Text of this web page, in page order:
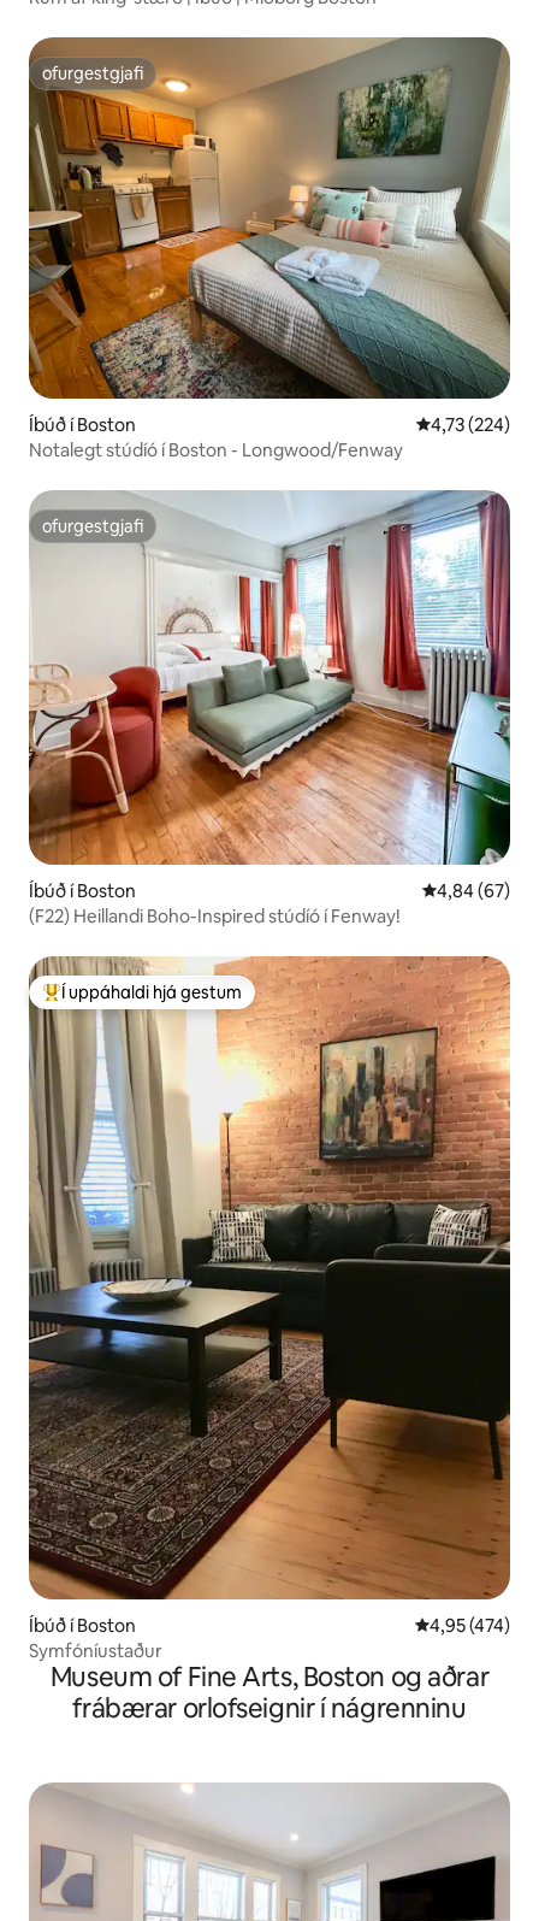
ofurgestgjafi
ofurgestgjafi
Íbúð í Boston 4,73 af 5 í
4,73 (224)
Notalegt stúdíó í Boston - Longwood/Fenway
ofurgestgjafi
ofurgestgjafi
Íbúð í Boston 4,84 af 5 í
4,84 (67)
(F22) Heillandi Boho-Inspired stúdíó í Fenway!
Í mestu uppáhaldi hjá gestum
Í uppáhaldi hjá gestum
Íbúð í Boston 4,95 af 5 í
4,95 (474)
Symfóníustaður
Museum of Fine Arts, Boston og aðrar
frábærar orlofseignir í nágrenninu